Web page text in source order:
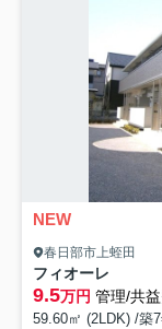
NEW
春日部市上蛭田
フィオーレ
9.5万円 管理/共
59.60㎡ (2LDK) /築